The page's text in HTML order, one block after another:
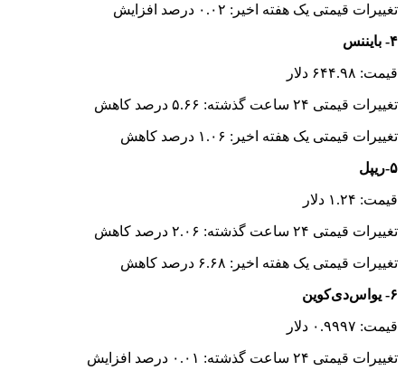
تغییرات قیمتی یک هفته اخیر: ۰.۰۲ درصد افزایش
۴- بایننس
قیمت: ۶۴۴.۹۸ دلار
تغییرات قیمتی ۲۴ ساعت گذشته: ۵.۶۶ درصد کاهش
تغییرات قیمتی یک هفته اخیر: ۱.۰۶ درصد کاهش
۵-ریپل
قیمت: ۱.۲۴ دلار
تغییرات قیمتی ۲۴ ساعت گذشته: ۲.۰۶ درصد کاهش
تغییرات قیمتی یک هفته اخیر: ۶.۶۸ درصد کاهش
۶- یواس‌دی‌کوین
قیمت: ۰.۹۹۹۷ دلار
تغییرات قیمتی ۲۴ ساعت گذشته: ۰.۰۱ درصد افزایش